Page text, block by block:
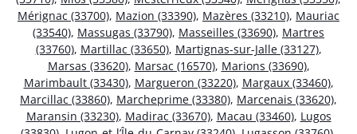
Mérignac (33700), Mazion (33390), Mazères (33210), Mauriac
(33540), Massugas (33790), Masseilles (33690), Martres
(33760), Martillac (33650), Martignas-sur-Jalle (33127),
Marsas (33620), Marsac (16570), Marions (33690),
Marimbault (33430), Margueron (33220), Margaux (33460),
Marcillac (33860), Marcheprime (33380), Marcenais (33620),
Maransin (33230), Madirac (33670), Macau (33460), Lugos